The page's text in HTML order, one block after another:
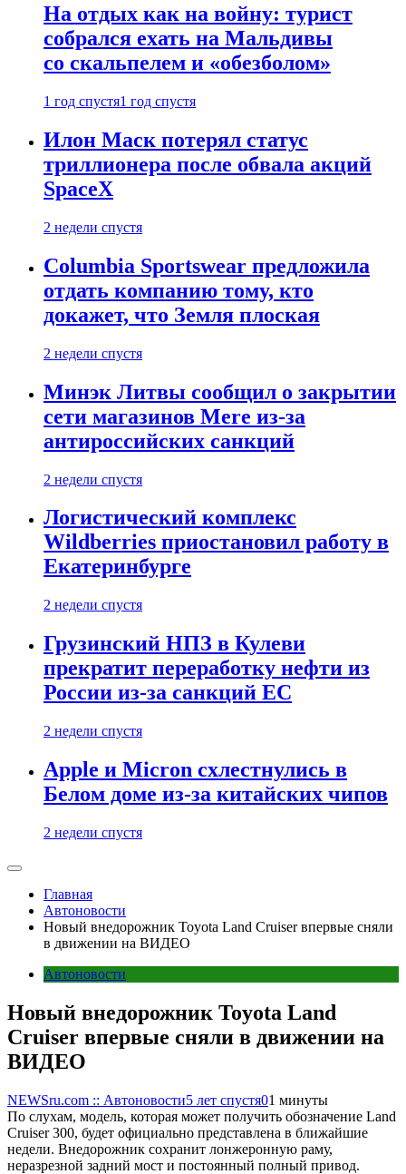
На отдых как на войну: турист
собрался ехать на Мальдивы
со скальпелем и «обезболом»
1 год спустя1 год спустя
Илон Маск потерял статус
триллионера после обвала акций
SpaceX
2 недели спустя
Columbia Sportswear предложила
отдать компанию тому, кто
докажет, что Земля плоская
2 недели спустя
Минэк Литвы сообщил о закрытии
сети магазинов Mere из-за
антироссийских санкций
2 недели спустя
Логистический комплекс
Wildberries приостановил работу в
Екатеринбурге
2 недели спустя
Грузинский НПЗ в Кулеви
прекратит переработку нефти из
России из-за санкций ЕС
2 недели спустя
Apple и Micron схлестнулись в
Белом доме из-за китайских чипов
2 недели спустя
Главная
Автоновости
Новый внедорожник Toyota Land Cruiser впервые сняли
в движении на ВИДЕО
Автоновости
Новый внедорожник Toyota Land
Cruiser впервые сняли в движении на
ВИДЕО
NEWSru.com :: Автоновости5 лет спустя01 минуты
По слухам, модель, которая может получить обозначение Land
Cruiser 300, будет официально представлена в ближайшие
недели. Внедорожник сохранит лонжеронную раму,
неразрезной задний мост и постоянный полный привод.